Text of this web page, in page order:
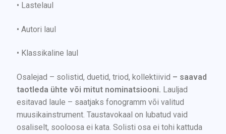
• Lastelaul
• Autori laul
• Klassikaline laul
Osalejad – solistid, duetid, triod, kollektiivid – saavad
taotleda ühte või mitut nominatsiooni. Lauljad
esitavad laule – saatjaks fonogramm või valitud
muusikainstrument. Taustavokaal on lubatud vaid
osaliselt, sooloosa ei kata. Solisti osa ei tohi kattuda